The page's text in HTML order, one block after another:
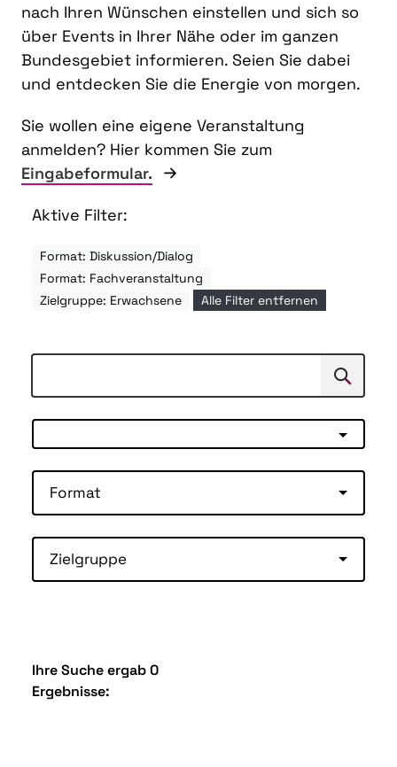
nach Ihren Wünschen einstellen und sich so
über Events in Ihrer Nähe oder im ganzen
Bundesgebiet informieren. Seien Sie dabei
und entdecken Sie die Energie von morgen.
Sie wollen eine eigene Veranstaltung
anmelden? Hier kommen Sie zum
Eingabeformular.
Aktive Filter:
Format: Diskussion/Dialog
Format: Fachveranstaltung
Zielgruppe: Erwachsene
Alle Filter entfernen
Suchen
Format
Zielgruppe
Ihre Suche ergab 0
Ergebnisse: